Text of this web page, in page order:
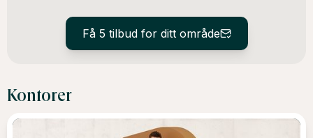
Få 5 tilbud for ditt område
Kontorer